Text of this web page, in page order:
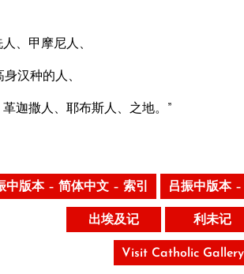
、甲摩尼人、
汉种的人、
迦撒人、耶布斯人、之地。”
中版本 – 简体中文 – 索引 吕振中版本
出埃及记 利未记
Visit Catholic